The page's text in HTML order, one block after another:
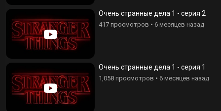
Очень странные дела 1 - серия 2
417 просмотров • 6 месяцев назад
Очень странные дела 1 - серия 1
1,058 просмотров • 6 месяцев назад